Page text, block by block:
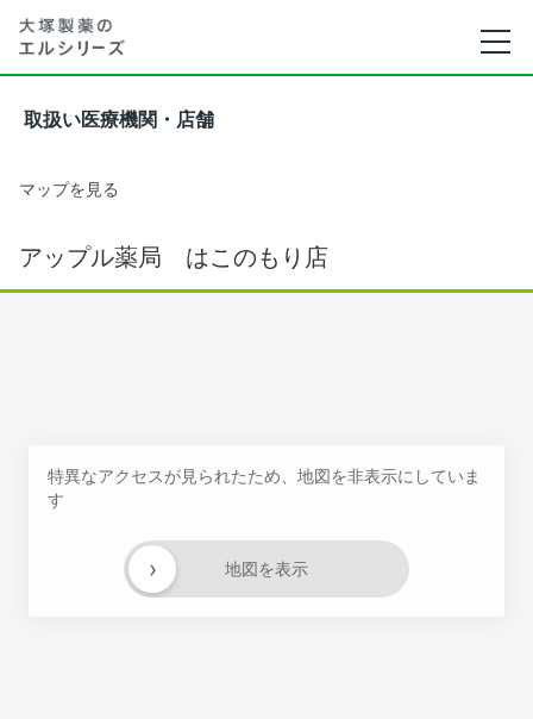
取扱い医療機関・店舗
マップを見る
アップル薬局 はこのもり店
特異なアクセスが見られたため、地図を非表示にしていま
す
地図を表示
›